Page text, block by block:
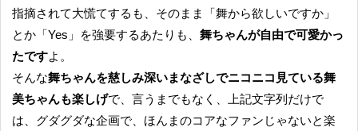
指摘されて大慌てするも、そのまま「舞から欲しいですか」
とか「Yes」を強要するあたりも、 舞ちゃんが自由で可愛かっ
たですよ。
そんな舞ちゃんを慈しみ深いまなざしでニコニコ見ている舞
美ちゃんも楽しげで、言うまでもなく、上記文字列だけで
は、グダグダな企画で、ほんまのコアなファンじゃないと楽